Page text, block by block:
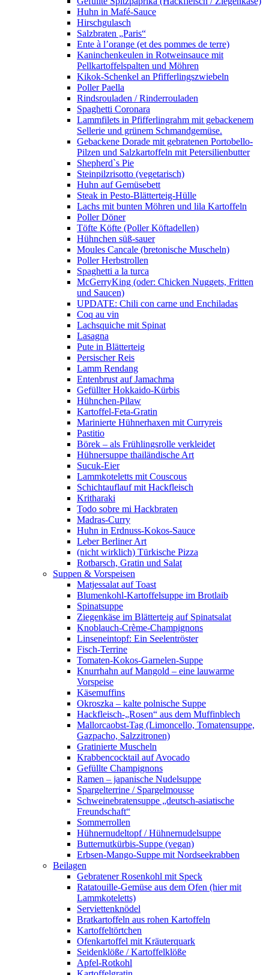
Huhn in Mafé-Sauce
Hirschgulasch
Salzbraten „Paris“
Ente à l’orange (et des pommes de terre)
Kaninchenkeulen in Rotweinsauce mit
Pellkartoffelspalten und Möhren
Kikok-Schenkel an Pfifferlingszwiebeln
Poller Paella
Rindsrouladen / Rinderrouladen
Spaghetti Coronara
Lammfilets in Pfifferlingrahm mit gebackenem
Sellerie und grünem Schmandgemüse.
Gebackene Dorade mit gebratenen Portobello-
Pilzen und Salzkartoffeln mit Petersilienbutter
Shepherd`s Pie
Steinpilzrisotto (vegetarisch)
Huhn auf Gemüsebett
Steak in Pesto-Blätterteig-Hülle
Lachs mit bunten Möhren und lila Kartoffeln
Poller Döner
Töfte Köfte (Poller Köftadellen)
Hühnchen süß-sauer
Moules Cancale (bretonische Muscheln)
Poller Herbstrollen
Spaghetti a la turca
McGerryKing (oder: Chicken Nuggets, Fritten
und Saucen)
UPDATE: Chili con carne und Enchiladas
Coq au vin
Lachsquiche mit Spinat
Lasagna
Pute in Blätterteig
Persischer Reis
Lamm Rendang
Entenbrust auf Jamachma
Gefüllter Hokkaido-Kürbis
Hühnchen-Pilaw
Kartoffel-Feta-Gratin
Marinierte Hühnerhaxen mit Curryreis
Pastitio
Börek – als Frühlingsrolle verkleidet
Hühnersuppe thailändische Art
Sucuk-Eier
Lammkoteletts mit Couscous
Schichtauflauf mit Hackfleisch
Kritharaki
Todo sobre mi Hackbraten
Madras-Curry
Huhn in Erdnuss-Kokos-Sauce
Leber Berliner Art
(nicht wirklich) Türkische Pizza
Rotbarsch, Gratin und Salat
Suppen & Vorspeisen
Matjessalat auf Toast
Blumenkohl-Kartoffelsuppe im Brotlaib
Spinatsuppe
Ziegenkäse im Blätterteig auf Spinatsalat
Knoblauch-Crème-Champignons
Linseneintopf: Ein Seelentröster
Fisch-Terrine
Tomaten-Kokos-Garnelen-Suppe
Knurrhahn auf Mangold – eine lauwarme
Vorspeise
Käsemuffins
Okroszka – kalte polnische Suppe
Hackfleisch-„Rosen“ aus dem Muffinblech
Mallorcaobst-Tag (Limoncello, Tomatensuppe,
Gazpacho, Salzzitronen)
Gratinierte Muscheln
Krabbencocktail auf Avocado
Gefüllte Champignons
Ramen – japanische Nudelsuppe
Spargelterrine / Spargelmousse
Schweinebratensuppe „deutsch-asiatische
Freundschaft“
Sommerrollen
Hühnernudeltopf / Hühnernudelsuppe
Butternutkürbis-Suppe (vegan)
Erbsen-Mango-Suppe mit Nordseekrabben
Beilagen
Gebratener Rosenkohl mit Speck
Ratatouille-Gemüse aus dem Ofen (hier mit
Lammkoteletts)
Serviettenknödel
Bratkartoffeln aus rohen Kartoffeln
Kartoffeltörtchen
Ofenkartoffel mit Kräuterquark
Seidenklöße / Kartoffelklöße
Apfel-Rotkohl